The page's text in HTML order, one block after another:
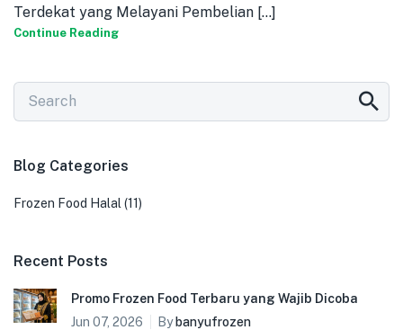
Terdekat yang Melayani Pembelian [...]
Continue Reading
Blog Categories
Frozen Food Halal (11)
Recent Posts
Promo Frozen Food Terbaru yang Wajib Dicoba
Jun 07, 2026
Bybanyufrozen